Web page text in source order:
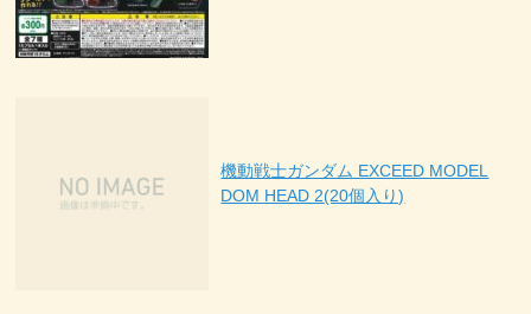
機動戦士ガンダム EXCEED MODEL
DOM HEAD 2(20個入り)